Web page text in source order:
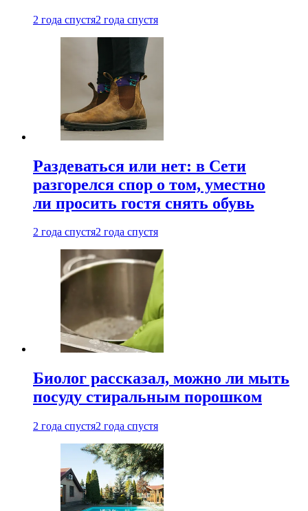
2 года спустя2 года спустя
Раздеваться или нет: в Сети
разгорелся спор о том, уместно
ли просить гостя снять обувь
2 года спустя2 года спустя
Биолог рассказал, можно ли мыть
посуду стиральным порошком
2 года спустя2 года спустя